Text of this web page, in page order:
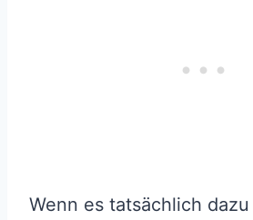
Wenn es tatsächlich